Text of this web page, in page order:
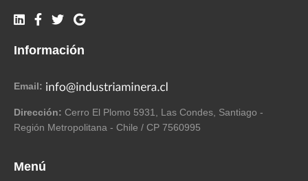
Información
Email:
Dirección: Cerro El Plomo 5931, Las Condes, Santiago -
Región Metropolitana - Chile / CP 7560995
Menú